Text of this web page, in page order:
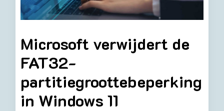
Microsoft verwijdert de
FAT32-
partitiegroottebeperking
in Windows 11